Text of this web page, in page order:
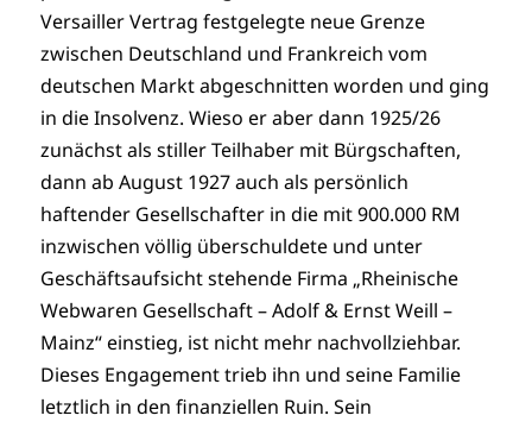
Versailler Vertrag festgelegte neue Grenze
zwischen Deutschland und Frankreich vom
deutschen Markt abgeschnitten worden und ging
in die Insolvenz. Wieso er aber dann 1925/26
zunächst als stiller Teilhaber mit Bürgschaften,
dann ab August 1927 auch als persönlich
haftender Gesellschafter in die mit 900.000 RM
inzwischen völlig überschuldete und unter
Geschäftsaufsicht stehende Firma „Rheinische
Webwaren Gesellschaft – Adolf & Ernst Weill –
Mainz“ einstieg, ist nicht mehr nachvollziehbar.
Dieses Engagement trieb ihn und seine Familie
letztlich in den finanziellen Ruin. Sein